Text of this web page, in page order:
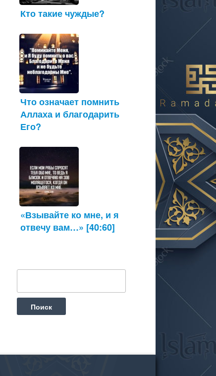
Кто такие чуждые?
Что означает помнить
Аллаха и благодарить
Его?
«Взывайте ко мне, и я
отвечу вам…» [40:60]